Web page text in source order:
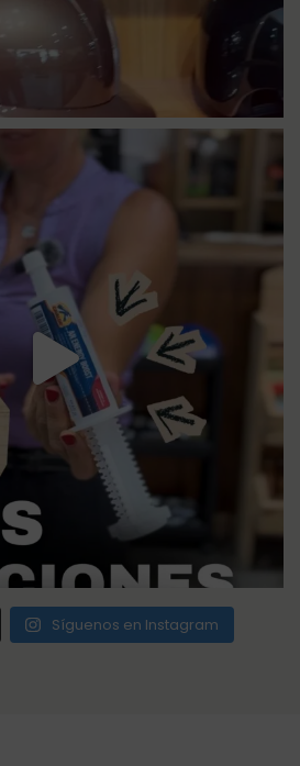
Síguenos en Instagram